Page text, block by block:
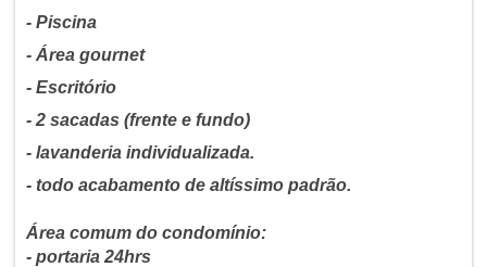
- Piscina
- Área gournet
- Escritório
- 2 sacadas (frente e fundo)
- lavanderia individualizada.
- todo acabamento de altíssimo padrão.
Área comum do condomínio:
- portaria 24hrs